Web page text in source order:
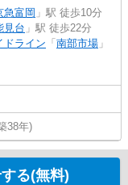
急富岡 」駅 徒歩10分
見台 」駅 徒歩22分
ドライン 「 南部市場 」
38年)
る(無料)